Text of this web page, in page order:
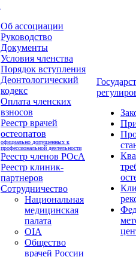
Об ассоциации
Руководство
Документы
Условия членства
Порядок вступления
Деонтологический
кодекс
Оплата членских
взносов
Реестр врачей
остеопатов
официально допущенных к
профессиональной деятельности
Реестр членов РОсА
Реестр клиник-
партнеров
Сотрудничество
Национальная
медицинская
палата
OIA
Общество
врачей России